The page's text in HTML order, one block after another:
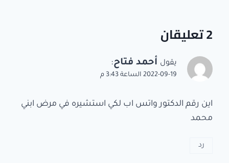
2 تعليقان
يقول أحمد فتاح:
2022-09-19 الساعة 3:43 م
اين رقم الدكتور واتس اب لكي استشيره في مرض ابني
محمد
رد